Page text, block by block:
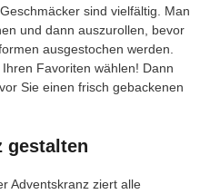
sind vielfältig. Man
und dann auszurollen, bevor
ausgestochen werden.
Favoriten wählen! Dann
Sie einen frisch gebackenen
gestalten
Adventskranz ziert alle